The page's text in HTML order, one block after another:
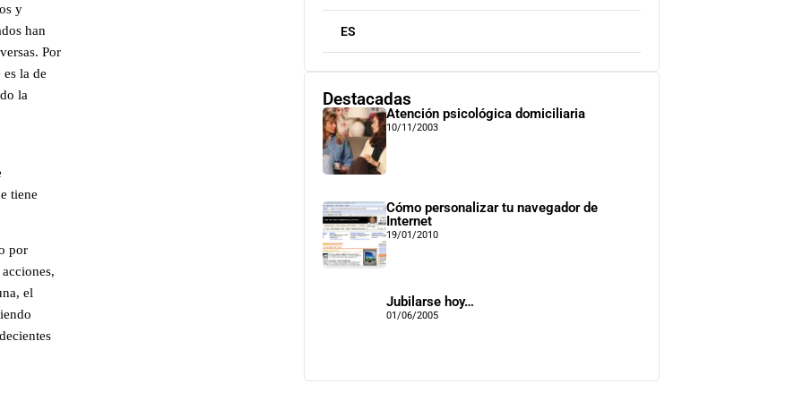
y
han
Por
la de
la
tiene
por
el
ES
Destacadas
Atención psicológica domiciliaria
10/11/2003
Cómo personalizar tu navegador de
Internet
19/01/2010
Jubilarse hoy…
01/06/2005